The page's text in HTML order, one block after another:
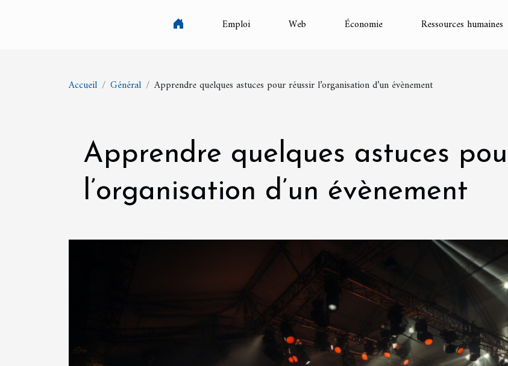
Emploi Web Économie Ressources humaines
Accueil Général Apprendre quelques astuces pour réussir l’organisation d’un évènement
Apprendre quelques astuces
l’organisation d’un évènement